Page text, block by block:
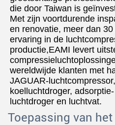
die door Taiwan is
Met zijn voortdurende
en renovatie, meer dan 30
ervaring in de
productie,EAMI levert
wereldwijde klanten met
JAGUAR-luchtcompressor,
koelluchtdroger, adsorptie-
luchtdroger en luchtvat.
Toepassing van